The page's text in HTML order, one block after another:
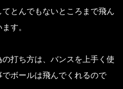
てとんでもないところまで飛ん
す。
打ち方は、バンスを上手く使
ボールは飛んでくれるので